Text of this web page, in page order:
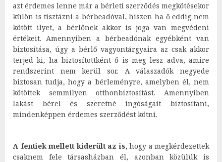
azt érdemes lenne már a bérleti szerződés megkötésekor
külön is tisztázni a bérbeadóval, hiszen ha ő eddig nem
kötött ilyet, a bérlőnek akkor is joga van megvédeni
értékeit. Amennyiben a bérbeadónak egyébként van
biztosítása, úgy a bérlő vagyontárgyaira az csak akkor
terjed ki, ha biztosítottként ő is meg lesz adva, amire
rendszerint nem kerül sor. A válaszadók negyede
biztosan tudja, hogy a bérleményre, amelyben él, nem
kötöttek semmilyen otthonbiztosítást. Amennyiben
lakást bérel és szeretné ingóságait biztosítani,
mindenképpen érdemes szerződést kötni.
A fentiek mellett kiderült az is,hogy a megkérdezettek
csaknem fele társasházban él, azonban közülük is